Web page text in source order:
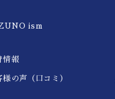
ism
情報
様の声（口コミ）